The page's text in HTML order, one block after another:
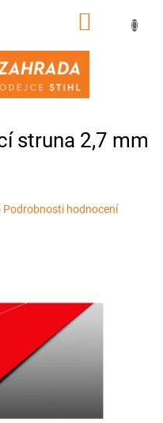
NÁKUPNÍ
struna 2,7 mm
Podrobnosti hodnocení